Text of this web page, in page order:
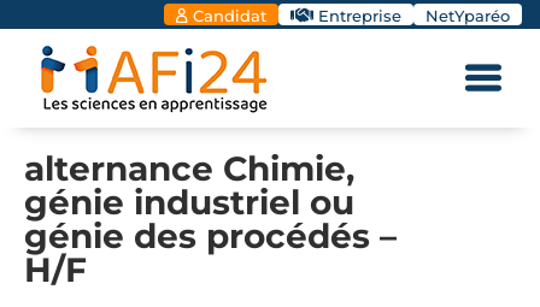
Candidat Entreprise NetYparéo
alternance Chimie,
génie industriel ou
génie des procédés –
H/F